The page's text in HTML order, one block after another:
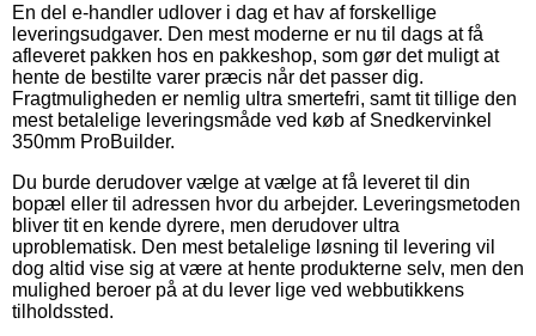
En del e-handler udlover i dag et hav af forskellige
leveringsudgaver. Den mest moderne er nu til dags at få
afleveret pakken hos en pakkeshop, som gør det muligt at
hente de bestilte varer præcis når det passer dig.
Fragtmuligheden er nemlig ultra smertefri, samt tit tillige den
mest betalelige leveringsmåde ved køb af Snedkervinkel
350mm ProBuilder.
Du burde derudover vælge at vælge at få leveret til din
bopæl eller til adressen hvor du arbejder. Leveringsmetoden
bliver tit en kende dyrere, men derudover ultra
uproblematisk. Den mest betalelige løsning til levering vil
dog altid vise sig at være at hente produkterne selv, men den
mulighed beroer på at du lever lige ved webbutikkens
tilholdssted.